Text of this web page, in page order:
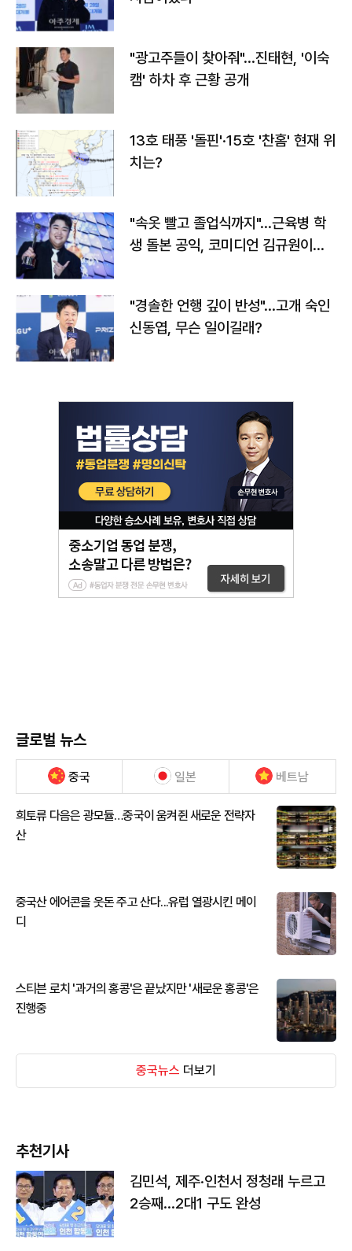
"광고주들이 찾아줘"…진태현, '이숙
캠' 하차 후 근황 공개
13호 태풍 '돌핀'·15호 '찬홈' 현재 위
치는?
"속옷 빨고 졸업식까지"…근육병 학
생 돌본 공익, 코미디언 김규원이었
"경솔한 언행 깊이 반성"…고개 숙인
신동엽, 무슨 일이길래?
글로벌 뉴스
중국 일본 베트남
희토류 다음은 광모듈…중국이 움켜쥔 새로운 전략자
산
중국산 에어콘을 웃돈 주고 산다...유럽 열광시킨 메이
디
스티븐 로치 '과거의 홍콩'은 끝났지만 '새로운 홍콩'은
진행중
중국뉴스 더보기
추천기사
김민석, 제주·인천서 정청래 누르고
2승째…2대1 구도 완성